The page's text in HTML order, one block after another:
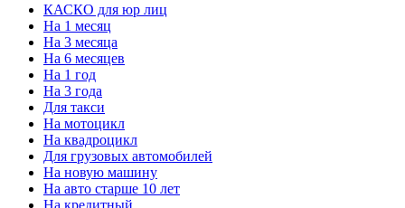
КАСКО для юр лиц
На 1 месяц
На 3 месяца
На 6 месяцев
На 1 год
На 3 года
Для такси
На мотоцикл
На квадроцикл
Для грузовых автомобилей
На новую машину
На авто старше 10 лет
На кредитный